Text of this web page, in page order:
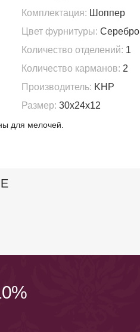
Комплектация: Шоппер
Цвет фурнитуры: Серебро
Количество отделений: 1
Количество карманов: 2
Производитель: KHP
Размер: 30х24х12
для мелочей.